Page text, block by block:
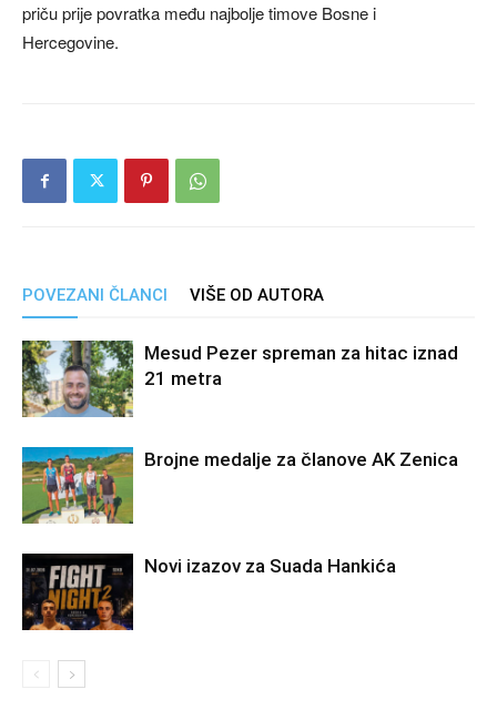
priču prije povratka među najbolje timove Bosne i
Hercegovine.
POVEZANI ČLANCI VIŠE OD AUTORA
Mesud Pezer spreman za hitac iznad
21 metra
Brojne medalje za članove AK Zenica
Novi izazov za Suada Hankića